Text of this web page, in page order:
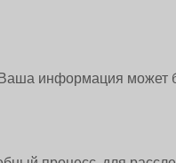
информация может